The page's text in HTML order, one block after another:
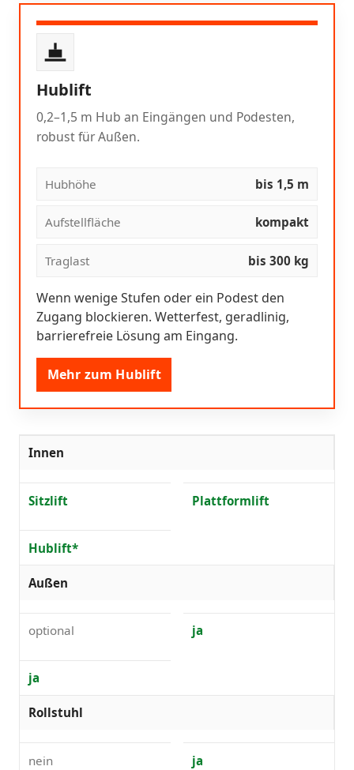
Hublift
0,2–1,5 m Hub an Eingängen und Podesten,
robust für Außen.
Hubhöhe bis 1,5 m
Aufstellfläche kompakt
Traglast bis 300 kg
Wenn wenige Stufen oder ein Podest den
Zugang blockieren. Wetterfest, geradlinig,
barrierefreie Lösung am Eingang.
Mehr zum Hublift
Innen
Sitzlift Plattformlift
Hublift*
Außen
optional ja
ja
Rollstuhl
nein ja